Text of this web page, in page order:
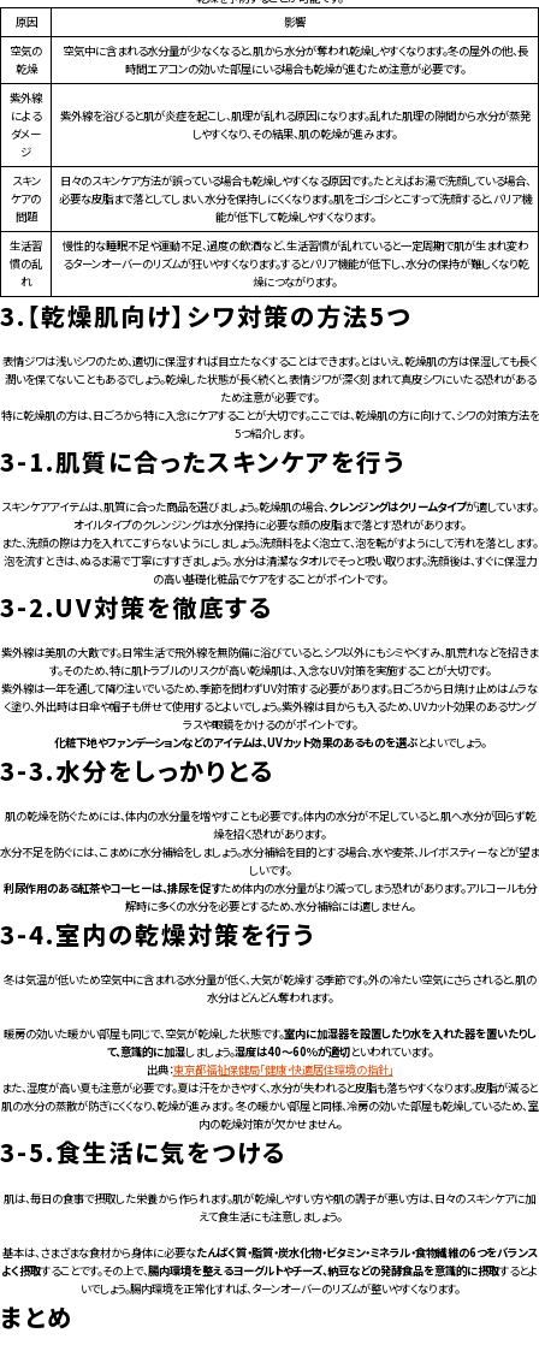
原因
影響
空気の
乾燥
空気中に含まれる水分量が少なくなると、肌から水分が奪われ乾燥しやすくなります。冬の屋外の他、長
時間エアコンの効いた部屋にいる場合も乾燥が進むため注意が必要です。
紫外線
による
ダメー
ジ
紫外線を浴びると肌が炎症を起こし、肌理が乱れる原因になります。乱れた肌理の隙間から水分が蒸発
しやすくなり、その結果、肌の乾燥が進みます。
スキン
ケアの
問題
日々のスキンケア方法が誤っている場合も乾燥しやすくなる原因です。たとえばお湯で洗顔している場合、
必要な皮脂まで落としてしまい、水分を保持しにくくなります。肌をゴシゴシとこすって洗顔すると、バリア機
能が低下して乾燥しやすくなります。
生活習
慣の乱
れ
慢性的な睡眠不足や運動不足、過度の飲酒など、生活習慣が乱れていると一定周期で肌が生まれ変わ
るターンオーバーのリズムが狂いやすくなります。するとバリア機能が低下し、水分の保持が難しくなり乾
燥につながります。
3. 【乾燥肌向け】シワ対策の方法5つ
表情ジワは浅いシワのため、適切に保湿すれば目立たなくすることはできます。とはいえ、乾燥肌の方は保湿しても長く
潤いを保てないこともあるでしょう。乾燥した状態が長く続くと、表情ジワが深く刻まれて真皮シワにいたる恐れがある
ため注意が必要です。
特に乾燥肌の方は、日ごろから特に入念にケアすることが大切です。ここでは、乾燥肌の方に向けて、シワの対策方法を
5つ紹介します。
3-1.肌質に合ったスキンケアを行う
スキンケアアイテムは、肌質に合った商品を選びましょう。乾燥肌の場合、クレンジングはクリームタイプが適しています。
オイルタイプのクレンジングは水分保持に必要な顔の皮脂まで落とす恐れがあります。
また、洗顔の際は力を入れてこすらないようにしましょう。洗顔料をよく泡立て、泡を転がすようにして汚れを落とします。
泡を流すときは、ぬるま湯で丁寧にすすぎましょう。 水分は清潔なタオルでそっと吸い取ります。洗顔後は、すぐに保湿力
の高い基礎化粧品でケアをすることがポイントです。
3-2.UV対策を徹底する
紫外線は美肌の大敵です。日常生活で飛外線を無防備に浴びていると、シワ以外にもシミやくすみ、肌荒れなどを招きま
す。そのため、特に肌トラブルのリスクが高い乾燥肌は、入念なUV対策を実施することが大切です。
紫外線は一年を通して降り注いでいるため、季節を問わずUV対策する必要があります。日ごろから日焼け止めはムラな
く塗り、外出時は日傘や帽子も併せて使用するとよいでしょう。紫外線は目からも入るため、UVカット効果のあるサング
ラスや眼鏡をかけるのがポイントです。
化粧下地やファンデーションなどのアイテムは、UVカット効果のあるものを選ぶとよいでしょう。
3-3.水分をしっかりとる
肌の乾燥を防ぐためには、体内の水分量を増やすことも必要です。体内の水分が不足していると、肌へ水分が回らず乾
燥を招く恐れがあります。
水分不足を防ぐには、こまめに水分補給をしましょう。水分補給を目的とする場合、水や麦茶、ルイボスティーなどが望ま
しいです。
利尿作用のある紅茶やコーヒーは、排尿を促すため体内の水分量がより減ってしまう恐れがあります。アルコールも分
解時に多くの水分を必要とするため、水分補給には適しません。
3-4.室内の乾燥対策を行う
冬は気温が低いため空気中に含まれる水分量が低く、大気が乾燥する季節です。外の冷たい空気にさらされると、肌の
水分はどんどん奪われます。
暖房の効いた暖かい部屋も同じで、空気が乾燥した状態です。室内に加湿器を設置したり水を入れた器を置いたりし
て、意識的に加湿しましょう。湿度は40～60％が適切といわれています。
出典：東京都福祉保健局「健康・快適居住環境の指針」
また、湿度が高い夏も注意が必要です。夏は汗をかきやすく、水分が失われると皮脂も落ちやすくなります。皮脂が減ると
肌の水分の蒸散が防ぎにくくなり、乾燥が進みます。 冬の暖かい部屋と同様、冷房の効いた部屋も乾燥しているため、室
内の乾燥対策が欠かせません。
3-5.食生活に気をつける
肌は、毎日の食事で摂取した栄養から作られます。肌が乾燥しやすい方や肌の調子が悪い方は、日々のスキンケアに加
えて食生活にも注意しましょう。
基本は、さまざまな食材から身体に必要なたんぱく質・脂質・炭水化物・ビタミン・ミネラル・食物繊維の6つをバランス
よく摂取することです。その上で、腸内環境を整えるヨーグルトやチーズ、納豆などの発酵食品を意識的に摂取するとよ
いでしょう。腸内環境を正常化すれば、ターンオーバーのリズムが整いやすくなります。
まとめ